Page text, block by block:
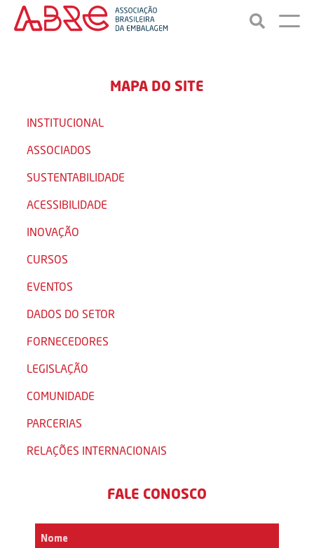
MAPA DO SITE
INSTITUCIONAL
ASSOCIADOS
SUSTENTABILIDADE
ACESSIBILIDADE
INOVAÇÃO
CURSOS
EVENTOS
DADOS DO SETOR
FORNECEDORES
LEGISLAÇÃO
COMUNIDADE
PARCERIAS
RELAÇÕES INTERNACIONAIS
FALE CONOSCO